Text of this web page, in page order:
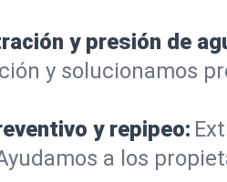
y presión de
y solucionamos
y repipeo:
a los